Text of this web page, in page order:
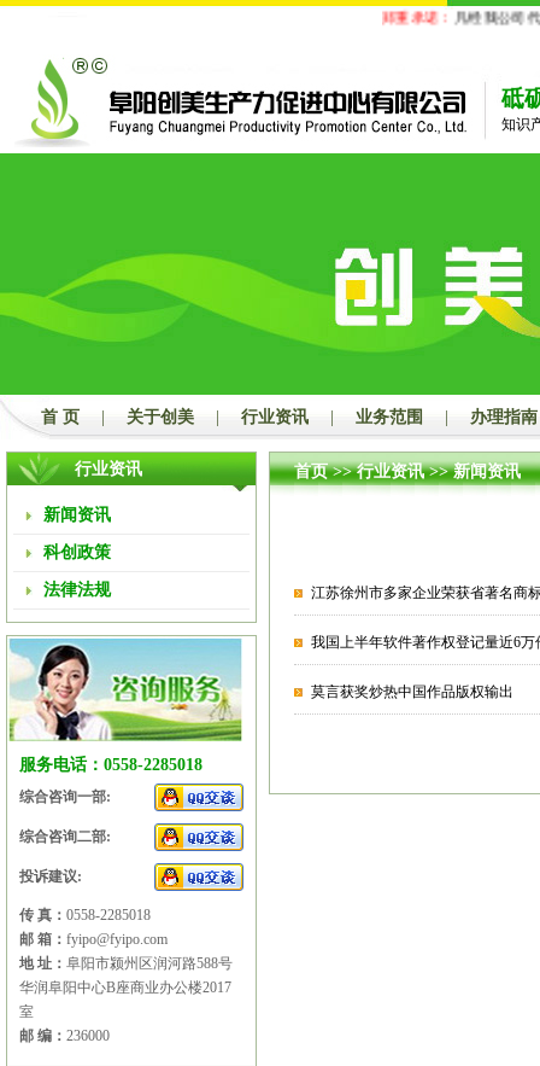
郑重承诺：凡经我公司代
砥
知识
首 页 关于创美 行业资讯 业务范围 办理指南
行业资讯
新闻资讯
科创政策
法律法规
服务电话：0558-2285018
综合咨询一部:
综合咨询二部:
投诉建议:
传 真： 0558-2285018
邮 箱： fyipo@fyipo.com
地 址： 阜阳市颍州区润河路588号
华润阜阳中心B座商业办公楼2017
室
邮 编： 236000
首页>>行业资讯>>新闻资讯
江苏徐州市多家企业荣获省著名商
我国上半年软件著作权登记量近6万
莫言获奖炒热中国作品版权输出